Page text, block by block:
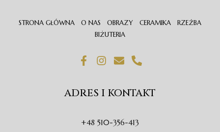
STRONA GŁÓWNA O NAS OBRAZY CERAMIKA
RZEŹBA
BIŻUTERIA
F
a
b
k
I
n
a
r
a
E
n
l
p
e
P
h
n
e
a
l
ADRES I KONTAKT
+48 510-356-413